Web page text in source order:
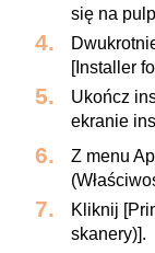
się na
[Installer
Ukończ
ekranie
Z menu
Kliknij
skanery)].